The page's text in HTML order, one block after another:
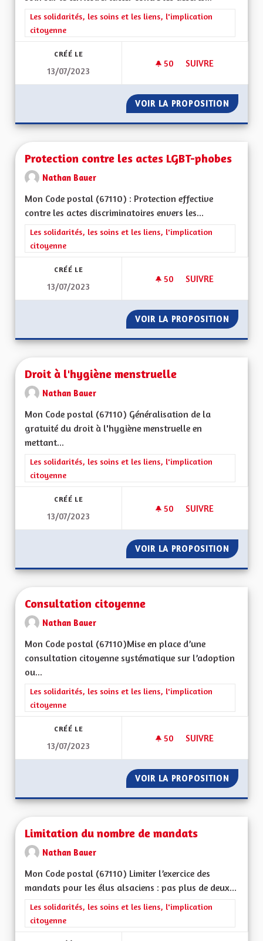
Filtrer les résultats de la catégorie : Les solidarités, les soins
Les solidarités, les soins et les liens, l'implication
citoyenne
CRÉÉ LE
13/07/2023
50 50 ABONNÉS
SUIVRE
VOIR LA PROPOSITION
Protection contre les actes LGBT-phobes
Nathan Bauer
Mon Code postal (67110) : Protection effective
contre les actes discriminatoires envers les...
Filtrer les résultats de la catégorie : Les solidarités, les soins
Les solidarités, les soins et les liens, l'implication
citoyenne
CRÉÉ LE
13/07/2023
50 50 ABONNÉS
SUIVRE
VOIR LA PROPOSITION
Droit à l'hygiène menstruelle
Nathan Bauer
Mon Code postal (67110) Généralisation de la
gratuité du droit à l'hygiène menstruelle en
mettant...
Filtrer les résultats de la catégorie : Les solidarités, les soins
Les solidarités, les soins et les liens, l'implication
citoyenne
CRÉÉ LE
13/07/2023
50 50 ABONNÉS
SUIVRE
VOIR LA PROPOSITION DROIT
Consultation citoyenne
Nathan Bauer
Mon Code postal (67110)Mise en place d’une
consultation citoyenne systématique sur l’adoption
ou...
Filtrer les résultats de la catégorie : Les solidarités, les soins
Les solidarités, les soins et les liens, l'implication
citoyenne
CRÉÉ LE
13/07/2023
50 50 ABONNÉS
SUIVRE
VOIR LA PROPOSITION
Limitation du nombre de mandats
Nathan Bauer
Mon Code postal (67110) Limiter l’exercice des
mandats pour les élus alsaciens : pas plus de deux...
Filtrer les résultats de la catégorie : Les solidarités, les soins
Les solidarités, les soins et les liens, l'implication
citoyenne